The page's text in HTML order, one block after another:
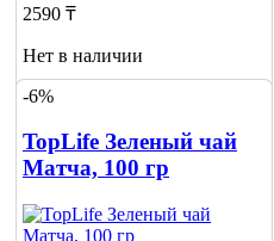
2590 ₸
Нет в наличии
Сообщить
-6%
TopLife Зеленый чай
Матча, 100 гр